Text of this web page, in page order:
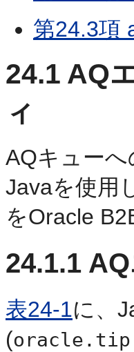
第24.3項
24.1 AQ
ィ
AQキュー
Javaを使用
をOracle
24.1.1
表24-1に、
(